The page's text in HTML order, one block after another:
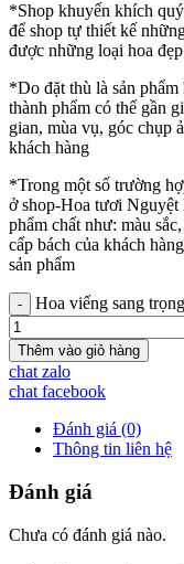
*Shop khuyến khích
để shop tự thiết kế
được những loại hoa
*Do đặt thù là sản
thành phẩm có thể gần
gian, mùa vụ, góc chụp
khách hàng
*Trong một số trường
ở shop-Hoa tươi Nguyệt
phẩm chất như: màu
cấp bách của khách
sản phẩm
Hoa viếng sang
Thêm vào giỏ hàng
chat zalo
chat facebook
Đánh giá (0)
Thông tin liên hệ
Đánh giá
Chưa có đánh giá nào.